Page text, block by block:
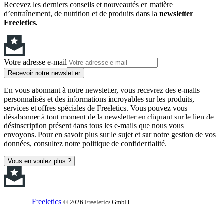
Recevez les derniers conseils et nouveautés en matière
d’entraînement, de nutrition et de produits dans la newsletter
Freeletics.
Votre adresse e-mail
Recevoir notre newsletter
En vous abonnant à notre newsletter, vous recevrez des e-mails
personnalisés et des informations incroyables sur les produits,
services et offres spéciales de Freeletics. Vous pouvez vous
désabonner à tout moment de la newsletter en cliquant sur le lien de
désinscription présent dans tous les e-mails que nous vous
envoyons. Pour en savoir plus sur le sujet et sur notre gestion de vos
données, consultez notre politique de confidentialité.
Vous en voulez plus ?
Freeletics © 2026 Freeletics GmbH